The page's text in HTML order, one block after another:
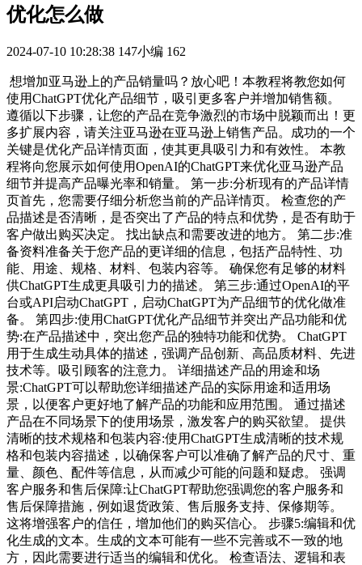
优化怎么做
2024-07-10 10:28:38 147小编 162
想增加亚马逊上的产品销量吗？放心吧！本教程将教您如何
使用ChatGPT优化产品细节，吸引更多客户并增加销售额。
遵循以下步骤，让您的产品在竞争激烈的市场中脱颖而出！更
多扩展内容，请关注亚马逊在亚马逊上销售产品。成功的一个
关键是优化产品详情页面，使其更具吸引力和有效性。 本教
程将向您展示如何使用OpenAI的ChatGPT来优化亚马逊产品
细节并提高产品曝光率和销量。 第一步:分析现有的产品详情
页首先，您需要仔细分析您当前的产品详情页。 检查您的产
品描述是否清晰，是否突出了产品的特点和优势，是否有助于
客户做出购买决定。 找出缺点和需要改进的地方。 第二步:准
备资料准备关于您产品的更详细的信息，包括产品特性、功
能、用途、规格、材料、包装内容等。 确保您有足够的材料
供ChatGPT生成更具吸引力的描述。 第三步:通过OpenAI的平
台或API启动ChatGPT，启动ChatGPT为产品细节的优化做准
备。 第四步:使用ChatGPT优化产品细节并突出产品功能和优
势:在产品描述中，突出您产品的独特功能和优势。 ChatGPT
用于生成生动具体的描述，强调产品创新、高品质材料、先进
技术等。吸引顾客的注意力。 详细描述产品的用途和场
景:ChatGPT可以帮助您详细描述产品的实际用途和适用场
景，以便客户更好地了解产品的功能和应用范围。 通过描述
产品在不同场景下的使用场景，激发客户的购买欲望。 提供
清晰的技术规格和包装内容:使用ChatGPT生成清晰的技术规
格和包装内容描述，以确保客户可以准确了解产品的尺寸、重
量、颜色、配件等信息，从而减少可能的问题和疑虑。 强调
客户服务和售后保障:让ChatGPT帮助您强调您的客户服务和
售后保障措施，例如退货政策、售后服务支持、保修期等。
这将增强客户的信任，增加他们的购买信心。 步骤5:编辑和优
化生成的文本。生成的文本可能有一些不完善或不一致的地
方，因此需要进行适当的编辑和优化。 检查语法、逻辑和表